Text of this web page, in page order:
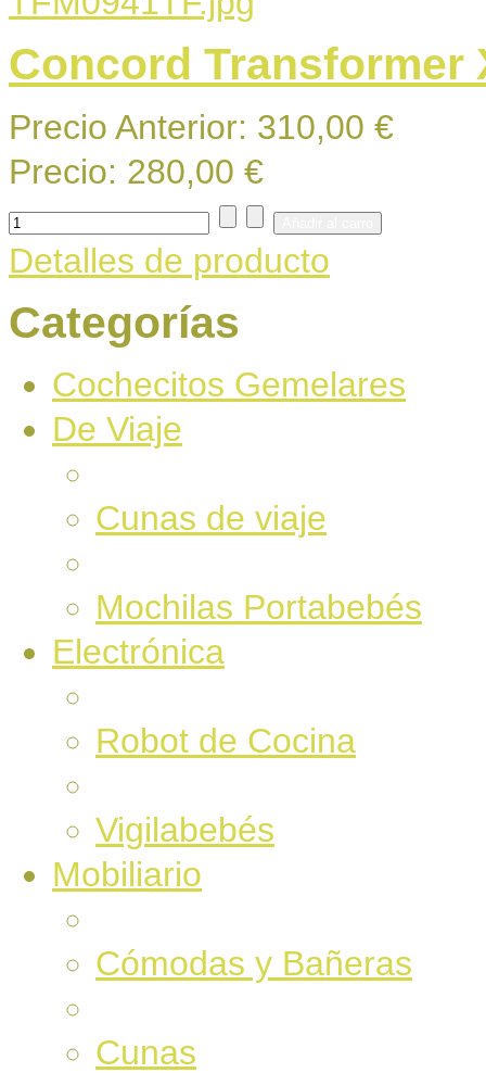
Concord Transformer
Precio Anterior: 310,00 €
Precio: 280,00 €
Detalles de producto
Categorías
Cochecitos Gemelares
De Viaje
Cunas de viaje
Mochilas Portabebés
Electrónica
Robot de Cocina
Vigilabebés
Mobiliario
Cómodas y Bañeras
Cunas